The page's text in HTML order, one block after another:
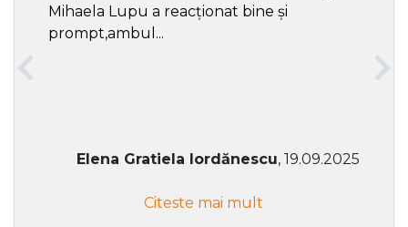
Mihaela Lupu a reacționat bine și
prompt,ambul...
Elena Gratiela Iordănescu, 19.09.2025
Citeste mai mult